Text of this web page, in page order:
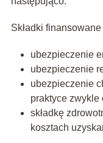
Składki
ubezpieczenie
ubezpieczenie
ubezpieczenie
praktyce zwykle
składkę
kosztach